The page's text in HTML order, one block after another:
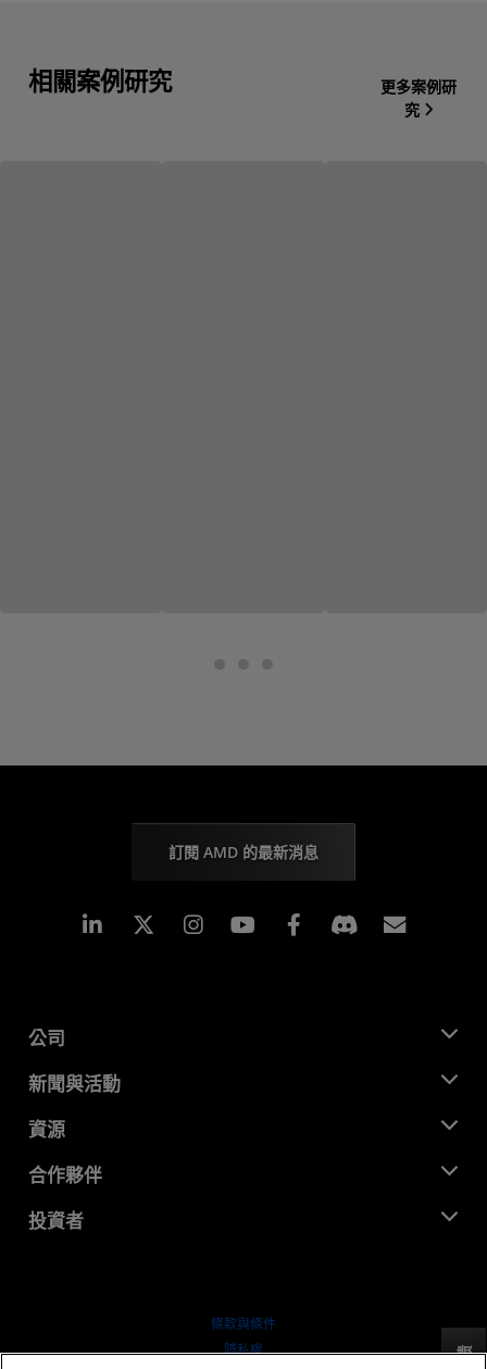
相關案例研究
更多案例研
究
反馈
訂閱 AMD 的最新消息
Linkedin Instagram Facebook
公司
關於 AMD
企業責任
招聘
聯絡我們
新聞與活動
新聞室
媒體庫
資源
開發者中心
案例研究
合作夥伴
AMD 合作夥伴中心
投資者
條款與條件
隱私權